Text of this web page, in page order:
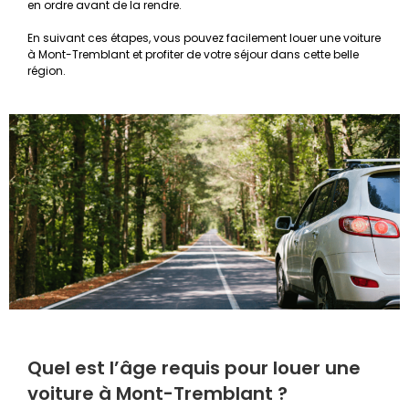
en ordre avant de la rendre.
En suivant ces étapes, vous pouvez facilement louer une voiture
à Mont-Tremblant et profiter de votre séjour dans cette belle
région.
Quel est l’âge requis pour louer une
voiture à Mont-Tremblant ?